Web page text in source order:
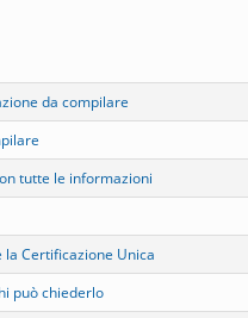
da compilare
tutte le informazioni
la Certificazione Unica
può chiederlo